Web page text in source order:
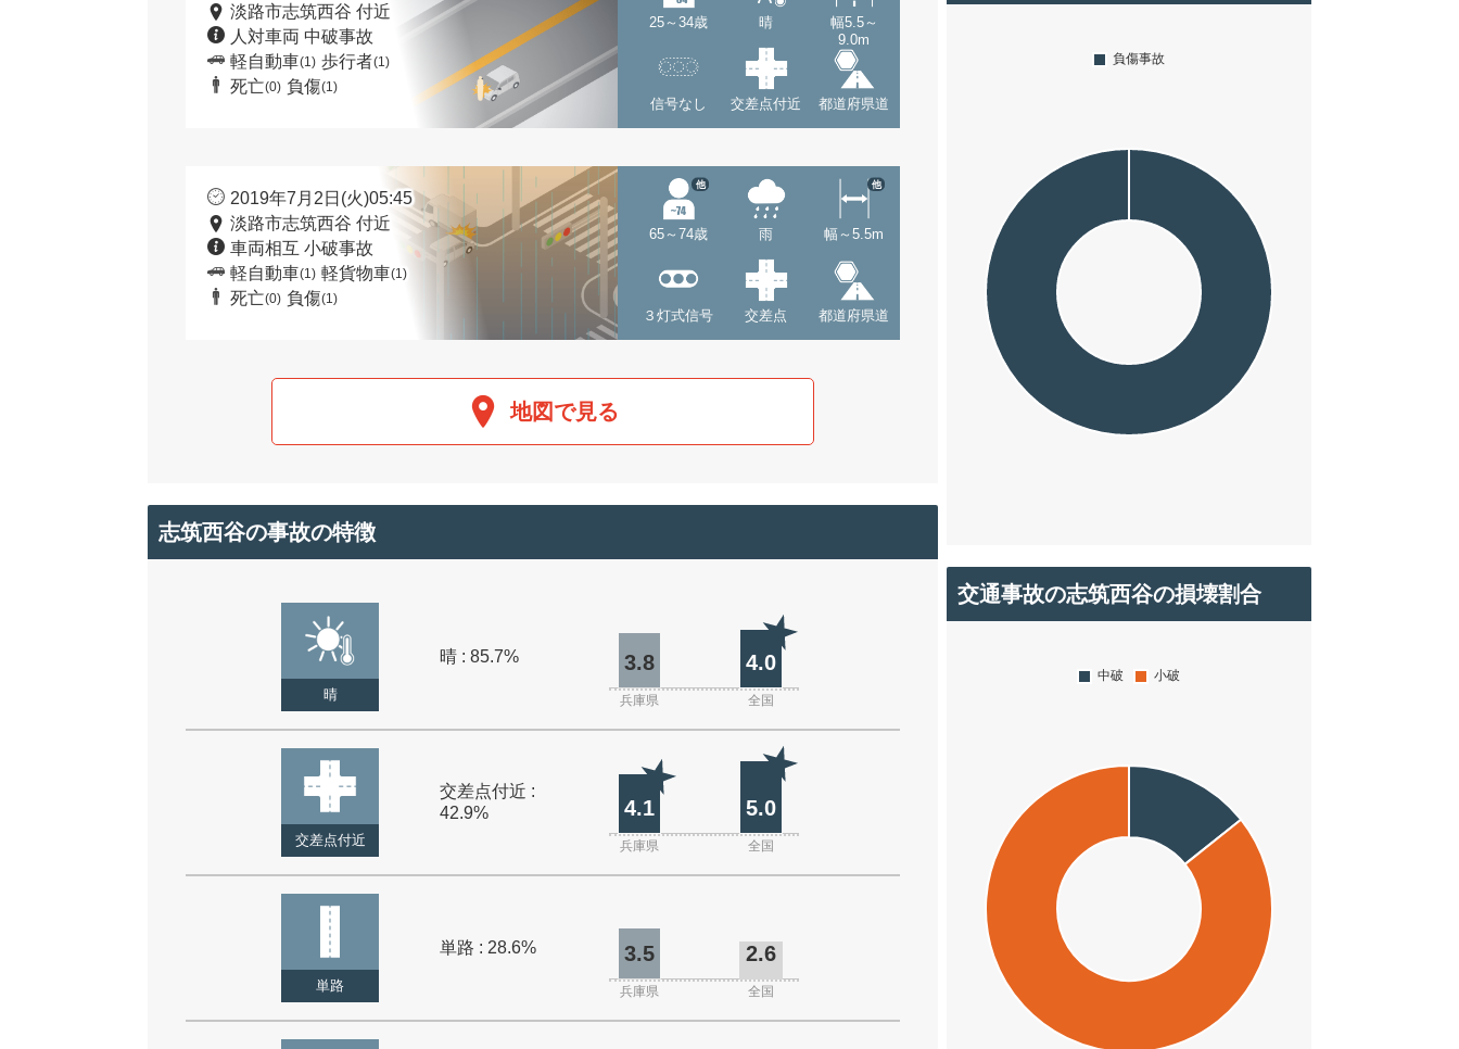
淡路市志筑西谷 付近
人対車両 中破事故
軽自動車(1) 歩行者(1)
死亡(0) 負傷(1)
25～34歳 晴
幅5.5～
9.0m
信号なし 交差点付近 都道府県道
2019年7月2日(火)05:45
淡路市志筑西谷 付近
車両相互 小破事故
軽自動車(1) 軽貨物車(1)
死亡(0) 負傷(1)
65～74歳
他
雨 幅～5.5m
他
３灯式信号 交差点 都道府県道
地図で見る
志筑西谷の事故の特徴
晴
晴 : 85.7% 3.8 4.0
兵庫県 全国
交差点付近
交差点付近 :
42.9%
4.1 5.0
兵庫県 全国
単路
単路 : 28.6% 3.5 2.6
兵庫県 全国
交通事故の志筑西谷の損壊割合